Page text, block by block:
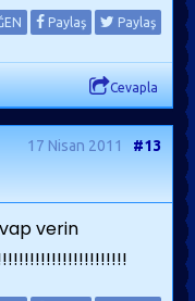
Paylaş Paylaş
Cevapla
17 Nisan 2011 #13
verin